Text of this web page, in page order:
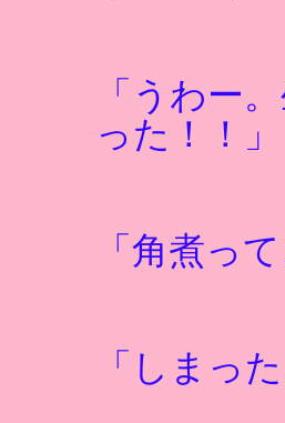
「うわー
った！！」
「角煮っ
「しまっ